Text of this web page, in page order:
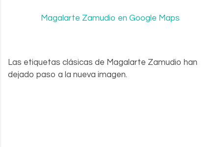
Magalarte Zamudio en Google Maps
Las etiquetas clásicas de Magalarte Zamudio han
dejado paso a la nueva imagen.